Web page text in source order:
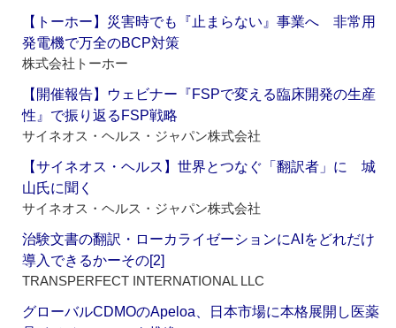
【トーホー】災害時でも『止まらない』事業へ 非常用
発電機で万全のBCP対策
株式会社トーホー
【開催報告】ウェビナー『FSPで変える臨床開発の生産
性』で振り返るFSP戦略
サイネオス・ヘルス・ジャパン株式会社
【サイネオス・ヘルス】世界とつなぐ「翻訳者」に 城
山氏に聞く
サイネオス・ヘルス・ジャパン株式会社
治験文書の翻訳・ローカライゼーションにAIをどれだけ
導入できるかーその[2]
TRANSPERFECT INTERNATIONAL LLC
グローバルCDMOのApeloa、日本市場に本格展開し医薬